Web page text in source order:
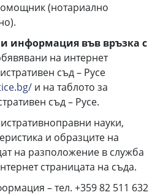
(нотариално
информация във връзка с
на интернет
съд – Русе
и на таблото за
съд – Русе.
науки,
и образците на
на разположение в служба
страницата на съда.
– тел. +359 82 511 632